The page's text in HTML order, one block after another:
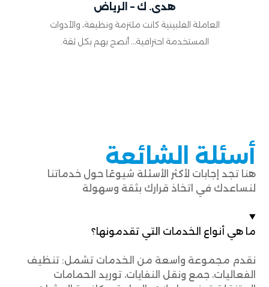
هدى. ك – الرياض
العاملة الفلبينية كانت ملتزمة ونظيفة، والأدوات
المستخدمة احترافية… أنصح بهم بكل ثقة.
أسئلة الشائعة
هنا تجد إجابات لأكثر الأسئلة شيوعًا حول خدماتنا
لنساعدك في اتخاذ قرارك بثقة وسهولة
ما هي أنواع الخدمات التي تقدمونها؟
نقدم مجموعة واسعة من الخدمات تشمل: تنظيف
الفعاليات، جمع ونقل النفايات، توريد الحمامات